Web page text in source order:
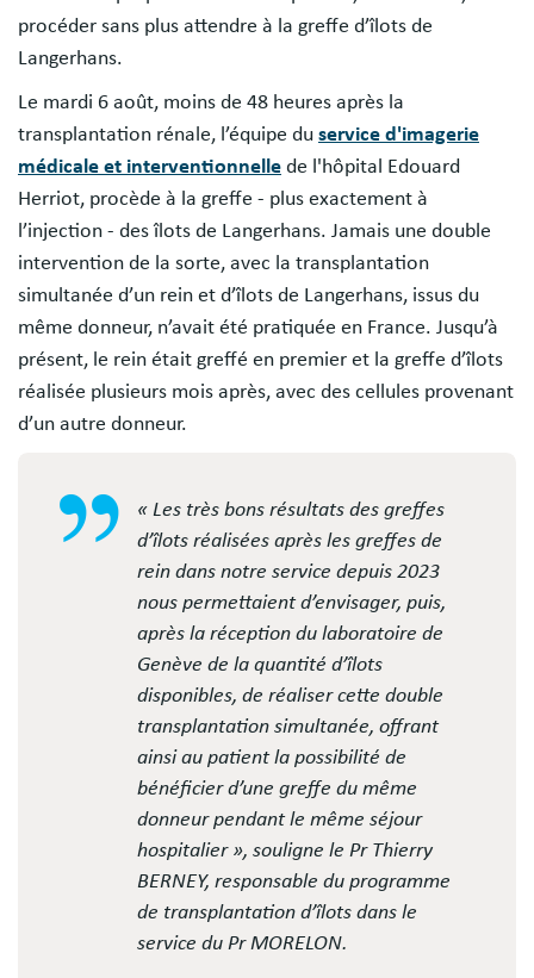
procéder sans plus attendre à la greffe d’îlots de
Langerhans.
Le mardi 6 août, moins de 48 heures après la
transplantation rénale, l’équipe du service d'imagerie
médicale et interventionnelle de l'hôpital Edouard
Herriot, procède à la greffe - plus exactement à
l’injection - des îlots de Langerhans. Jamais une double
intervention de la sorte, avec la transplantation
simultanée d’un rein et d’îlots de Langerhans, issus du
même donneur, n’avait été pratiquée en France. Jusqu’à
présent, le rein était greffé en premier et la greffe d’îlots
réalisée plusieurs mois après, avec des cellules provenant
d’un autre donneur.
« Les très bons résultats des greffes
d’îlots réalisées après les greffes de
rein dans notre service depuis 2023
nous permettaient d’envisager, puis,
après la réception du laboratoire de
Genève de la quantité d’îlots
disponibles, de réaliser cette double
transplantation simultanée, offrant
ainsi au patient la possibilité de
bénéficier d’une greffe du même
donneur pendant le même séjour
hospitalier », souligne le Pr Thierry
BERNEY, responsable du programme
de transplantation d’îlots dans le
service du Pr MORELON.